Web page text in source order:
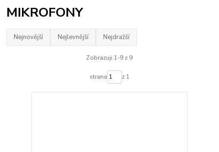
MIKROFONY
Nejnovější Nejlevnější Nejdražší
Zobrazuji 1-9 z 9
strana z 1